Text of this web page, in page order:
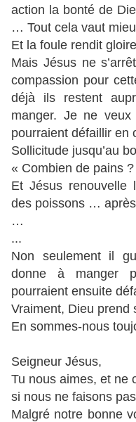
action la bonté de
… Tout cela vaut
Et la foule rendit
Mais Jésus ne
compassion pour
déjà ils restent
manger. Je ne
pourraient défaillir en
Sollicitude jusqu’au
« Combien de pains
Et Jésus renouvelle
des poissons …
…
...
Non seulement il
donne à manger
pourraient ensuite
Vraiment, Dieu
En sommes-nous
Seigneur Jésus,
Tu nous aimes, et
si nous ne faisons
Malgré notre bonne